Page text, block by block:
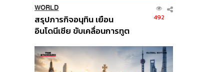
WORLD
สรุปภารกิจอนุทิน เยือน
อินโดนีเซีย ขับเคลื่อนการทูต
ส่วนยุทธศาสตร์ไทย –
อินโดนีเซีย
492